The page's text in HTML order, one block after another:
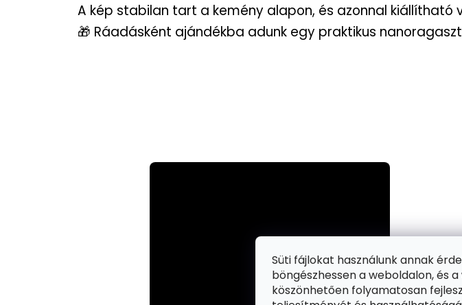
Süti fájlokat használunk annak
böngészhessen a weboldalon, és
köszönhetően folyamatosan
A kép stabilan tart a kemény alapon, és azonnal
🎁 Ráadásként ajándékba adunk egy praktikus